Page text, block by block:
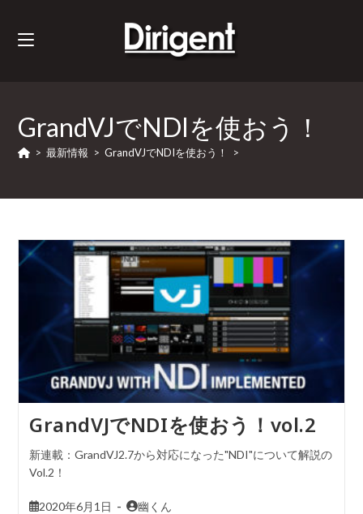
GrandVJでNDIを使おう！
> 最新情報 > GrandVJでNDIを使おう！ >
GrandVJでNDIを使おう！vol.2
新連載：GrandVJ2.7から対応になった"NDI"について解説の
Vol.2！
2020年6月1日 幽くん